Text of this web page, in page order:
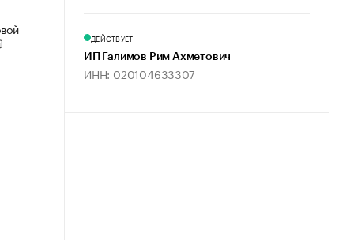
ДЕЙСТВУЕТ
ИП Галимов Рим Ахметович
ИНН: 020104633307